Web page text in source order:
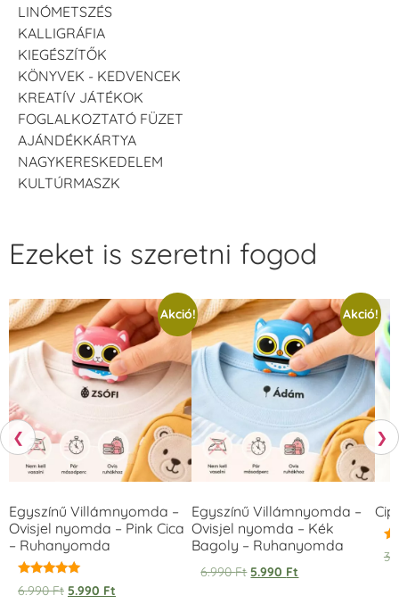
LINÓMETSZÉS
KALLIGRÁFIA
KIEGÉSZÍTŐK
KÖNYVEK - KEDVENCEK
KREATÍV JÁTÉKOK
FOGLALKOZTATÓ FÜZET
AJÁNDÉKKÁRTYA
NAGYKERESKEDELEM
KULTÚRMASZK
❮
Ezeket is szeretni fogod
Akció!
Egyszínű Villámnyomda –
Ovisjel nyomda – Pink Cica
– Ruhanyomda
Értékelés:
5.00
6.990Ft 5.990 Ft
Akció!
Egyszínű Villámnyomda –
Ovisjel nyomda – Kék
Bagoly – Ruhanyomda
6.990Ft 5.990 Ft
❯